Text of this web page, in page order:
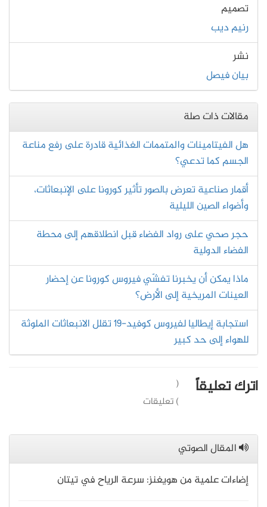
تصميم
رنيم ديب
نشر
بيان فيصل
مقالات ذات صلة
هل الفيتامينات والمتممات الغذائية قادرة على رفع مناعة
الجسم كما تدعي؟
أقمار صناعية تعرض بالصور تأثير كورونا على الإنبعاثات،
وأضواء الصين الليلية
حجر صحي على رواد الفضاء قبل انطلاقهم إلى محطة
الفضاء الدولية
ماذا يمكن أن يخبرنا تفشّي فيروس كورونا عن إحضار
العينات المريخية إلى الأرض؟
استجابة إيطاليا لفيروس كوفيد-19 تقلل الانبعاثات الملوثة
للهواء إلى حد كبير
اترك تعليقاً
(
) تعليقات
المقال الصوتي
إضاءات علمية من هويغنز: سرعة الرياح في تيتان